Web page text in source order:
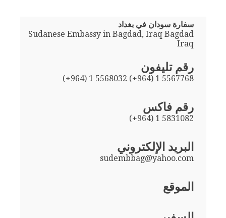
سفارة سودان في بغداد
Sudanese Embassy in Bagdad, Iraq Bagdad
Iraq
رقم تليفون
(+964) 1 5568032 (+964) 1 5567768
رقم فاكس
(+964) 1 5831082
البريد الإلكتروني
sudembbag@yahoo.com
الموقع